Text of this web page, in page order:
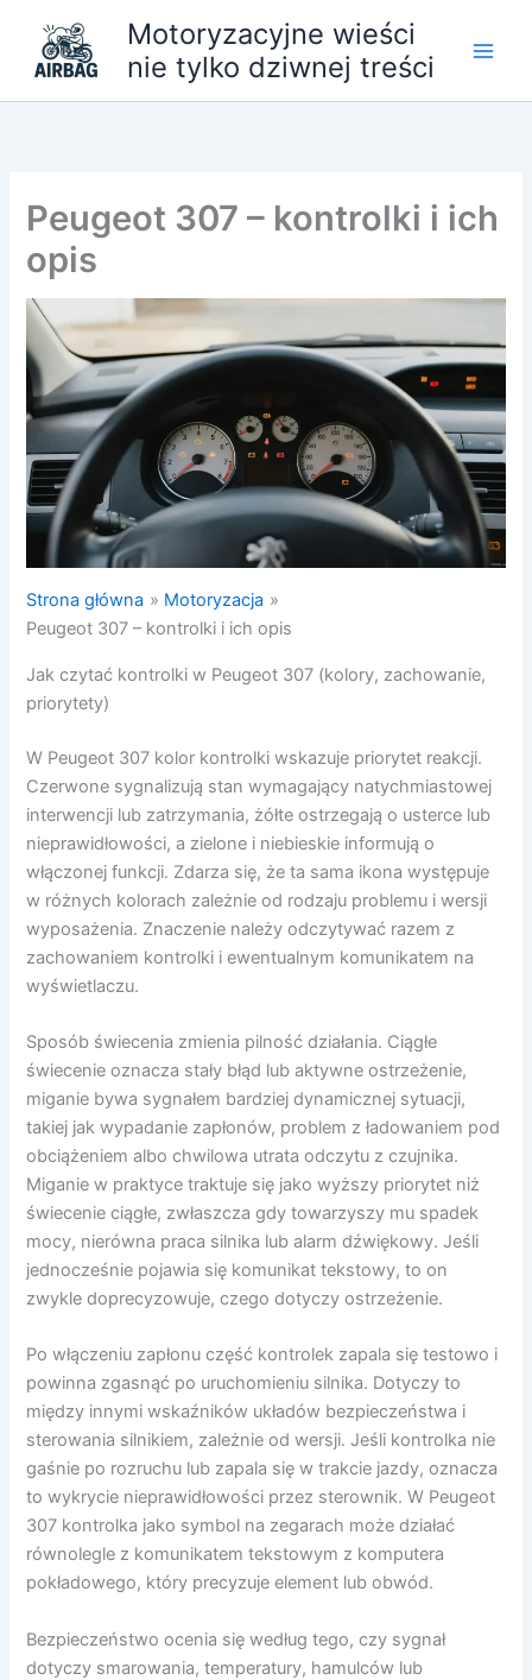
treści
Motoryzacyjne wieści
nie tylko dziwnej treści
Peugeot 307 – kontrolki i ich
opis
Strona główna
Motoryzacja
Peugeot 307 – kontrolki i ich opis
Jak czytać kontrolki w Peugeot 307 (kolory, zachowanie,
priorytety)
W Peugeot 307 kolor kontrolki wskazuje priorytet reakcji.
Czerwone sygnalizują stan wymagający natychmiastowej
interwencji lub zatrzymania, żółte ostrzegają o usterce lub
nieprawidłowości, a zielone i niebieskie informują o
włączonej funkcji. Zdarza się, że ta sama ikona występuje
w różnych kolorach zależnie od rodzaju problemu i wersji
wyposażenia. Znaczenie należy odczytywać razem z
zachowaniem kontrolki i ewentualnym komunikatem na
wyświetlaczu.
Sposób świecenia zmienia pilność działania. Ciągłe
świecenie oznacza stały błąd lub aktywne ostrzeżenie,
miganie bywa sygnałem bardziej dynamicznej sytuacji,
takiej jak wypadanie zapłonów, problem z ładowaniem pod
obciążeniem albo chwilowa utrata odczytu z czujnika.
Miganie w praktyce traktuje się jako wyższy priorytet niż
świecenie ciągłe, zwłaszcza gdy towarzyszy mu spadek
mocy, nierówna praca silnika lub alarm dźwiękowy. Jeśli
jednocześnie pojawia się komunikat tekstowy, to on
zwykle doprecyzowuje, czego dotyczy ostrzeżenie.
Po włączeniu zapłonu część kontrolek zapala się testowo i
powinna zgasnąć po uruchomieniu silnika. Dotyczy to
między innymi wskaźników układów bezpieczeństwa i
sterowania silnikiem, zależnie od wersji. Jeśli kontrolka nie
gaśnie po rozruchu lub zapala się w trakcie jazdy, oznacza
to wykrycie nieprawidłowości przez sterownik. W Peugeot
307 kontrolka jako symbol na zegarach może działać
równolegle z komunikatem tekstowym z komputera
pokładowego, który precyzuje element lub obwód.
Bezpieczeństwo ocenia się według tego, czy sygnał
dotyczy smarowania, temperatury, hamulców lub